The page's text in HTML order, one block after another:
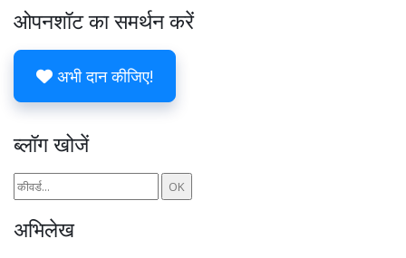
ओपनशॉट का समर्थन करें
अभी दान कीजिए!
ब्लॉग खोजें
अभिलेख